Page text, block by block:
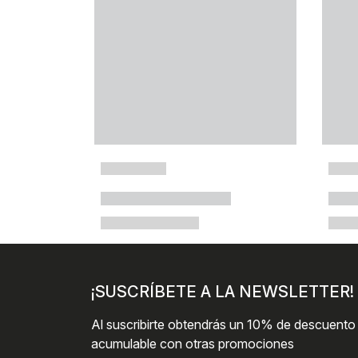
¡SUSCRÍBETE A LA NEWSLETTER!
Al suscribirte obtendrás un 10% de
acumulable con otras promociones